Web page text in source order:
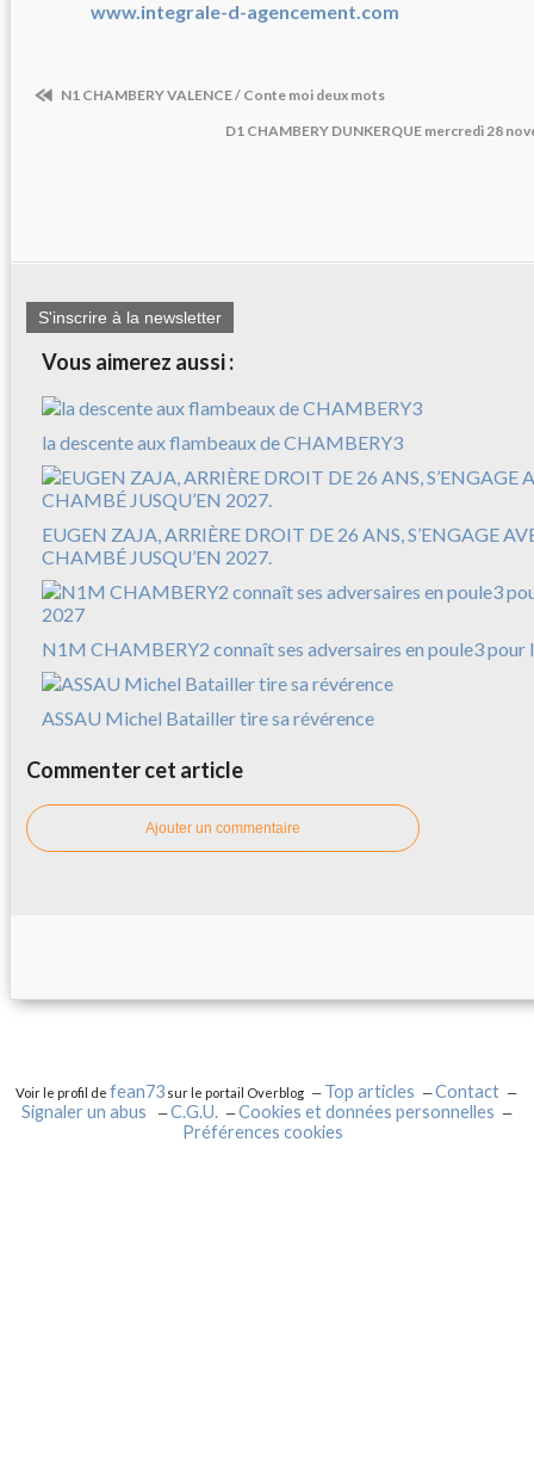
www.integrale-d-agencement.com
N1 CHAMBERY VALENCE / Conte moi deux mots
D1 CHAMBERY DUNKERQUE mercredi 28
S'inscrire à la newsletter
Vous aimerez aussi :
la descente aux flambeaux de CHAMBERY3
EUGEN ZAJA, ARRIÈRE DROIT DE 26 ANS, S’ENGAGE
CHAMBÉ JUSQU’EN 2027.
N1M CHAMBERY2 connaît ses adversaires en poule3 pour
ASSAU Michel Batailler tire sa révérence
Commenter cet article
Ajouter un commentaire
Voir le profil defean73 sur le portail Overblog Top articles
Contact
Signaler un abus
C.G.U.
Cookies et données personnelles
Préférences cookies